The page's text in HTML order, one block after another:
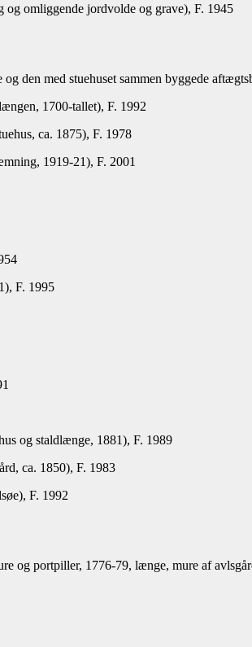
og omliggende jordvolde og grave), F. 1945
den med stuehuset sammen byggede
1700-tallet), F. 1992
ca. 1875), F. 1978
1919-21), F. 2001
F. 1995
og staldlænge, 1881), F. 1989
ca. 1850), F. 1983
F. 1992
og portpiller, 1776-79, længe, mure af